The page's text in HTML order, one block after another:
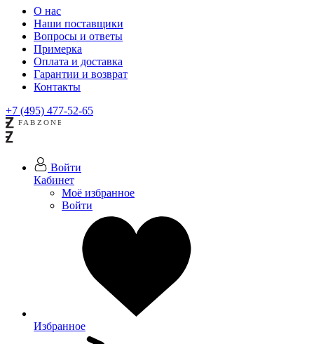
О нас
Наши поставщики
Вопросы и ответы
Примерка
Оплата и доставка
Гарантии и возврат
Контакты
+7 (495) 477-52-65
Войти
Кабинет
Моё избранное
Войти
Избранное